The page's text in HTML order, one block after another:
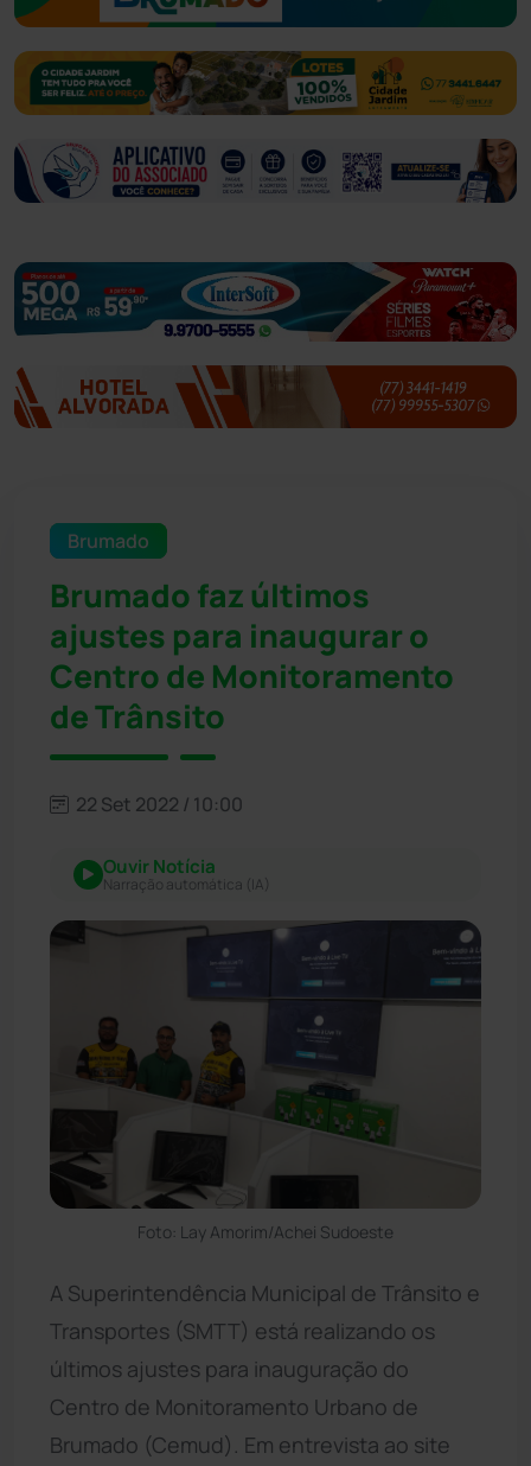
Brumado
Brumado faz últimos
ajustes para inaugurar o
Centro de Monitoramento
de Trânsito
22 Set 2022 / 10:00
Ouvir Notícia
Narração automática (IA)
Foto: Lay Amorim/Achei Sudoeste
A Superintendência Municipal de Trânsito e
Transportes (SMTT) está realizando os
últimos ajustes para inauguração do
Centro de Monitoramento Urbano de
Brumado (Cemud). Em entrevista ao site